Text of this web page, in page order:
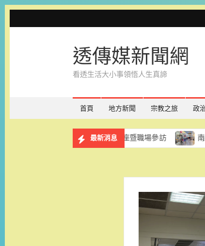
to
透傳媒新聞網
看透生活大小事領悟人生真諦
首頁 地方新聞 宗教之旅 政
最新消息
務計畫 8月29日辦理講座暨職場參訪 南紡購物中心